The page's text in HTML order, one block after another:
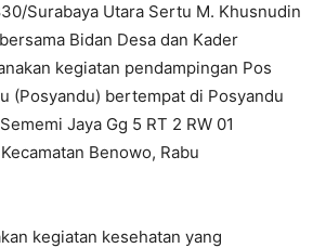
Surabaya Utara Sertu M. Khusnudin
Bidan Desa dan Kader
kegiatan pendampingan Pos
(Posyandu) bertempat di Posyandu
Jaya Gg 5 RT 2 RW 01
Benowo, Rabu
kegiatan kesehatan yang